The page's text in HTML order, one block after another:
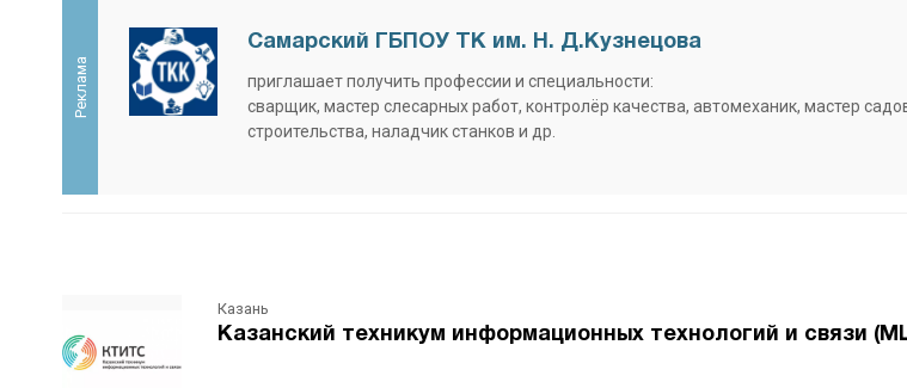
Реклама
Самарский ГБПОУ ТК им. Н. Д.Кузнецова
приглашает получить профессии и специальности:
сварщик, мастер слесарных работ, контролёр качества, автомеханик, мастер
строительства, наладчик станков и др.
Казань
Казанский техникум информационных технологий и связи